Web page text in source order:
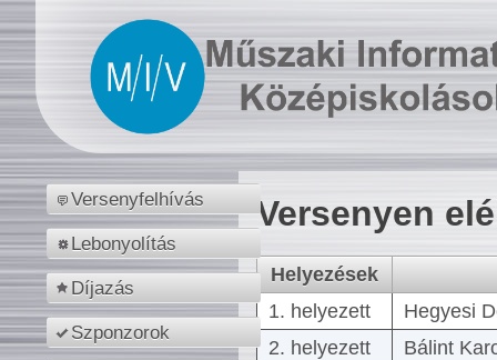
Versenyfelhívás
Lebonyolítás
Díjazás
Szponzorok
Versenyen
Helyezések
1. helyezett
Hegyesi
2. helyezett
Bálint